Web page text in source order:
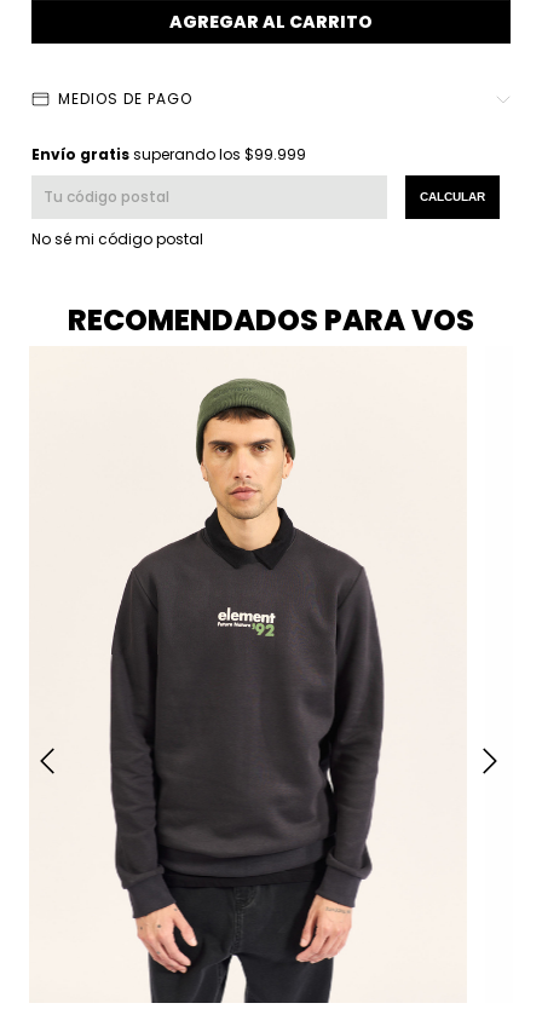
MEDIOS DE PAGO
Envío gratis
$99.999
Envío gratissuperando los$99.999
CALCULAR
No sé mi código postal
RECOMENDADOS PARA VOS